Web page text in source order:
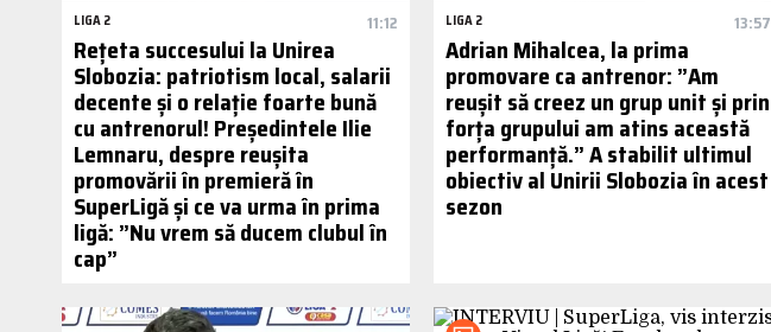
LIGA 2 11:12
Rețeta succesului la Unirea
Slobozia: patriotism local, salarii
decente și o relație foarte bună
cu antrenorul! Președintele Ilie
Lemnaru, despre reușita
promovării în premieră în
SuperLigă și ce va urma în prima
ligă: ”Nu vrem să ducem clubul în
cap”
LIGA 2 13:57
Adrian Mihalcea, la prima
promovare ca antrenor: ”Am
reușit să creez un grup unit și prin
forța grupului am atins această
performanță.” A stabilit ultimul
obiectiv al Unirii Slobozia în acest
sezon